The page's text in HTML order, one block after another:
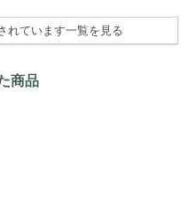
れています一覧を見る
商品